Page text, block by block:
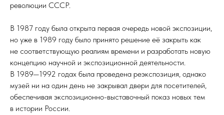
революции СССР.
В 1987 году была открыта первая очередь новой экспозиции,
но уже в 1989 году было принято решение её закрыть как
не соответствующую реалиям времени и разработать новую
концепцию научной и экспозиционной деятельности.
В 1989—1992 годах была проведена реэкспозиция, однако
музей ни на один день не закрывал двери для посетителей,
обеспечивая экспозиционно-выставочный показ новых тем
в истории России.